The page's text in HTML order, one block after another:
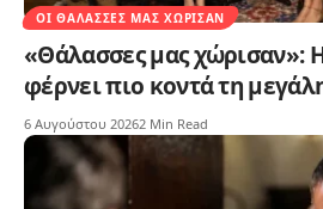
ΟΙ ΘΆΛΑΣΣΕΣ ΜΑΣ ΧΏΡΙΣΑΝ
«Θάλασσες μας χώρισαν»:
φέρνει πιο κοντά τη
6 Αυγούστου 20262 Min Read